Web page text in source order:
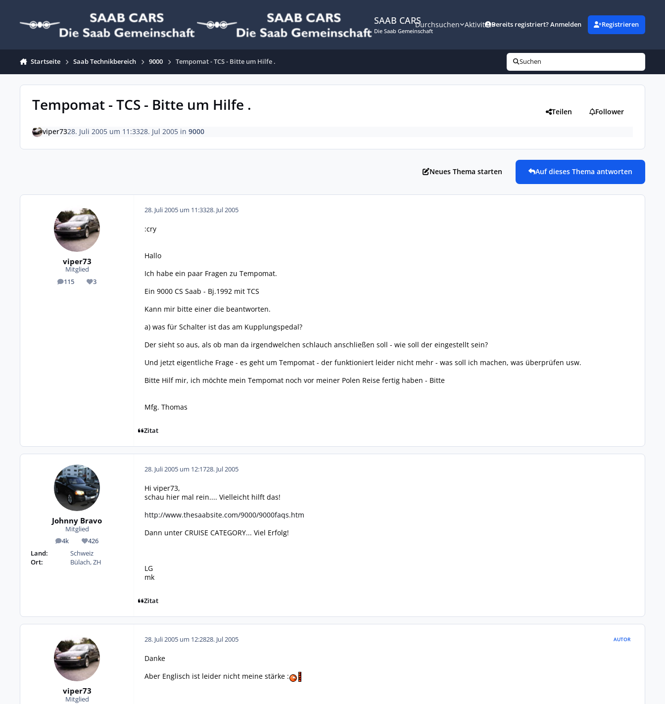
SAAB CARS
Die Saab Gemeinschaft
Durchsuchen AktivitätBereits registriert? Anmelden Registrieren
Startseite Saab Technikbereich 9000 Tempomat - TCS - Bitte um Hilfe . Suchen
Tempomat - TCS - Bitte um Hilfe . Teilen Follower
viper7328. Juli 2005 um 11:3328. Jul 2005in 9000
Neues Thema starten Auf dieses Thema antworten
viper73
Mitglied
115
Beiträge 3
Reputation
28. Juli 2005 um 11:3328. Jul 2005
:cry
Hallo
Ich habe ein paar Fragen zu Tempomat.
Ein 9000 CS Saab - Bj.1992 mit TCS
Kann mir bitte einer die beantworten.
a) was für Schalter ist das am Kupplungspedal?
Der sieht so aus, als ob man da irgendwelchen schlauch anschließen soll - wie soll der eingestellt sein?
Und jetzt eigentliche Frage - es geht um Tempomat - der funktioniert leider nicht mehr - was soll ich machen, was überprüfen usw.
Bitte Hilf mir, ich möchte mein Tempomat noch vor meiner Polen Reise fertig haben - Bitte
Mfg. Thomas
Zitat
Johnny Bravo
Mitglied
4k
Beiträge 426
Reputation
Land:
Schweiz
Ort:
Bülach, ZH
28. Juli 2005 um 12:1728. Jul 2005
Hi viper73,
schau hier mal rein.... Vielleicht hilft das!
http://www.thesaabsite.com/9000/9000faqs.htm
Dann unter CRUISE CATEGORY... Viel Erfolg!
LG
mk
Zitat
viper73
Mitglied
28. Juli 2005 um 12:2828. Jul 2005 AUTOR
Danke
Aber Englisch ist leider nicht meine stärke :